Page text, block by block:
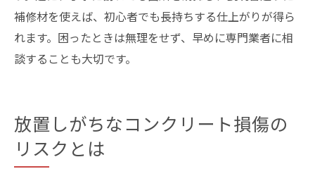
補修材を使えば、初心者でも長持ちする仕上がりが得ら
れます。困ったときは無理をせず、早めに専門業者に相
談することも大切です。
放置しがちなコンクリート損傷の
リスクとは